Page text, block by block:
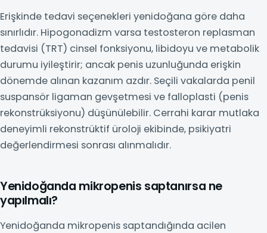
Erişkinde tedavi seçenekleri yenidoğana göre daha
sınırlıdır. Hipogonadizm varsa testosteron replasman
tedavisi (TRT) cinsel fonksiyonu, libidoyu ve metabolik
durumu iyileştirir; ancak penis uzunluğunda erişkin
dönemde alınan kazanım azdır. Seçili vakalarda penil
suspansör ligaman gevşetmesi ve falloplasti (penis
rekonstrüksiyonu) düşünülebilir. Cerrahi karar mutlaka
deneyimli rekonstrüktif üroloji ekibinde, psikiyatri
değerlendirmesi sonrası alınmalıdır.
Yenidoğanda mikropenis saptanırsa ne
yapılmalı?
Yenidoğanda mikropenis saptandığında acilen